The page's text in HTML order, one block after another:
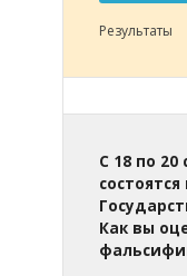
Результаты
С 18 по 20
Как вы